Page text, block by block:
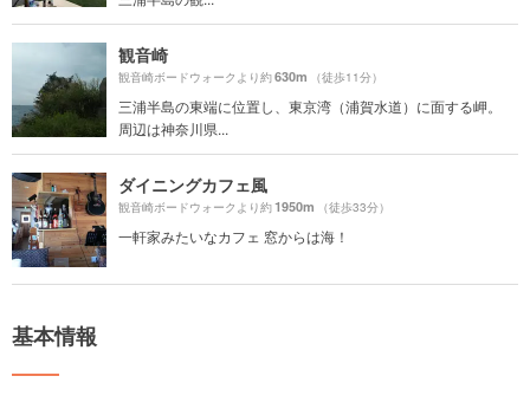
観音崎
観音崎ボードウォークより約630m （徒歩11分）
三浦半島の東端に位置し、東京湾（浦賀水道）に面する岬。
周辺は神奈川県...
ダイニングカフェ風
観音崎ボードウォークより約1950m （徒歩33分）
一軒家みたいなカフェ 窓からは海！
基本情報